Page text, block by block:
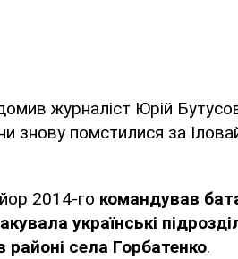
журналіст Юрій
знову помстилися за
2014-го командував
українські
районі села Горбатенко.